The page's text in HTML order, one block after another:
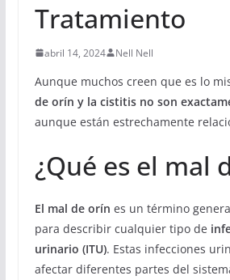
Tratamiento
abril 14, 2024 Nell Nell
Aunque muchos creen que es lo
de orín y la cistitis no son
aunque están estrechamente
¿Qué es el mal
El mal de orín es un término
para describir cualquier tipo de
urinario (ITU). Estas infecciones
afectar diferentes partes del